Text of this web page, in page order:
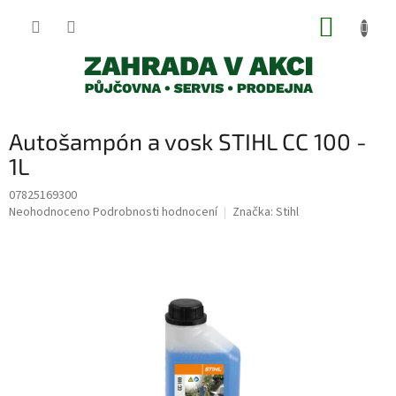
Autošampón a vosk STIHL CC 100 -
1L
07825169300
Průměrné
Neohodnoceno Podrobnosti hodnocení Značka: Stihl